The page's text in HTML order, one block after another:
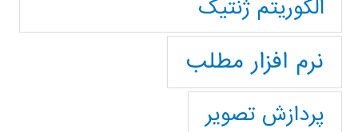
الگوریتم ژنتیک
نرم افزار مطلب
پردازش تصویر